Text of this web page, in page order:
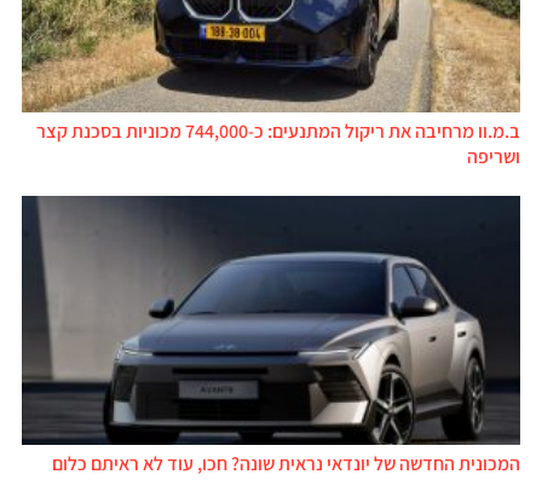
ב.מ.וו מרחיבה את ריקול המתנעים: כ-744,000 מכוניות בסכנת קצר
ושריפה
המכונית החדשה של יונדאי נראית שונה? חכו, עוד לא ראיתם כלום